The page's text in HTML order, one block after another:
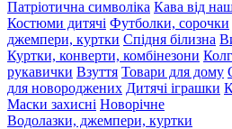
Патріотична символіка Кава від
Костюми дитячі Футболки, сорочки
джемпери, куртки Спідня білизна
Куртки, конверти, комбінезони
рукавички Взуття Товари для дому
для новороджених Дитячі іграшки
Маски захисні Новорічне
Водолазки, джемпери, куртки